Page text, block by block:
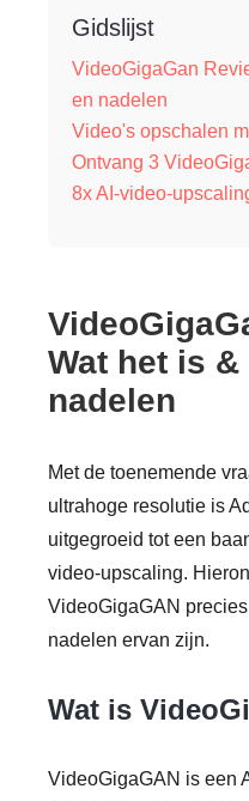
Gidslijst
VideoGigaGan
en nadelen
Video's opschalen
Ontvang 3
8x AI-video-
Wat het is &
nadelen
Met de toenemende
ultrahoge resolutie is
uitgegroeid tot een
video-upscaling.
VideoGigaGAN
nadelen ervan zijn.
Wat is
VideoGigaGAN is een